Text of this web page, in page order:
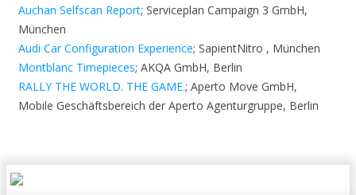
Auchan Selfscan Report; Serviceplan Campaign 3 GmbH,
München
Audi Car Configuration Experience; SapientNitro , München
Montblanc Timepieces; AKQA GmbH, Berlin
RALLY THE WORLD. THE GAME.; Aperto Move GmbH,
Mobile Geschäftsbereich der Aperto Agenturgruppe, Berlin